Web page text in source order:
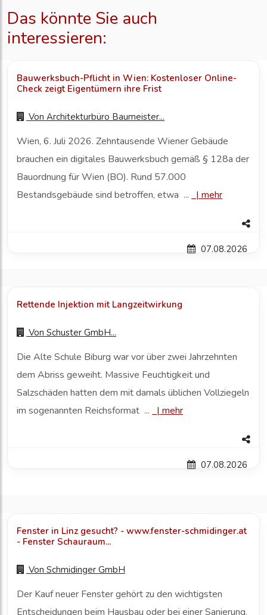
Das könnte Sie auch
interessieren:
Bauwerksbuch-Pflicht in Wien: Kostenloser Online-
Check zeigt Eigentümern ihre Frist
Von Architekturbüro Baumeister...
Wien, 6. Juli 2026. Zehntausende Wiener Gebäude
brauchen ein digitales Bauwerksbuch gemäß § 128a der
Bauordnung für Wien (BO). Rund 57.000
Bestandsgebäude sind betroffen, etwa ...
| mehr
07.08.2026
Rettende Injektion mit Langzeitwirkung
Von Schuster GmbH...
Die Alte Schule Biburg war vor über zwei Jahrzehnten
dem Abriss geweiht. Massive Feuchtigkeit und
Salzschäden hatten dem mit damals üblichen Vollziegeln
im sogenannten Reichsformat ...
| mehr
07.08.2026
Fenster in Linz gesucht? - www.fenster-schmidinger.at
- Fenster Schauraum...
Von Schmidinger GmbH
Der Kauf neuer Fenster gehört zu den wichtigsten
Entscheidungen beim Hausbau oder bei einer Sanierung.